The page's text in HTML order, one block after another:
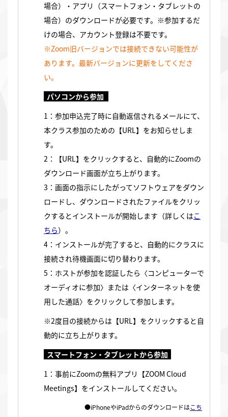
場合）・アプリ（スマートフォン・タブレットの
場合）のダウンロードが必要です。※参加するだ
けの場合、アカウント登録は不要です。
※Zoom旧バージョンでは接続できない可能性が
あります。最新バージョンに更新をしてくださ
い。
パソコンから参加
1：参加申込完了時に自動返信されるメールにて、
本クラス参加のための【URL】をお知らせしま
す。
2：【URL】をクリックすると、自動的にZoomの
ダウンロード画面が立ち上がります。
3：画面の指示にしたがってソフトウェアをダウン
ロードし、ダウンロードされたファイルをクリッ
クするとインストールが開始します（詳しくはこ
ちら）。
4：インストールが完了すると、自動的にクラスに
接続され待機画面に切り替わります。
5：ホストが参加を認証したら〈コンピューターで
オーディオに参加〉または〈インターネットを使
用した通話〉をクリックして参加します。
※2度目の接続からは【URL】をクリックすると自
動的に立ち上がります。
スマートフォン・タブレットから参加
1：事前にZoomの無料アプリ【ZOOM Cloud
Meetings】をインストールしてください。
●iPhoneやiPadからのダウンロードはこち